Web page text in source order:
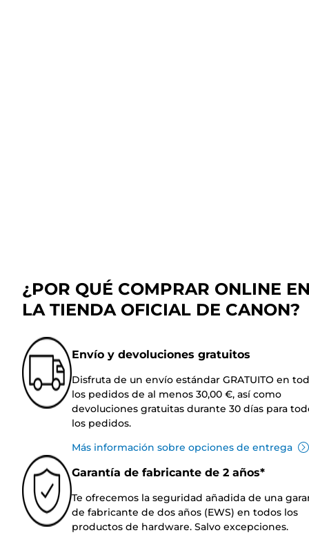
¿POR QUÉ COMPRAR ONLINE
LA TIENDA OFICIAL DE CANON?
Envío y devoluciones gratuitos
Disfruta de un envío estándar GRATUITO en
los pedidos de al menos 30,00 €, así como
devoluciones gratuitas durante 30 días para
los pedidos.
Más información sobre opciones de entrega
Garantía de fabricante de 2 años*
Te ofrecemos la seguridad añadida de una
de fabricante de dos años (EWS) en todos los
productos de hardware. Salvo excepciones.